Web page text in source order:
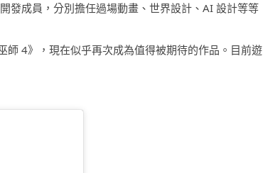
發成員，分別擔任過場動畫、世界設計、AI 設計等等
4》，現在似乎再次成為值得被期待的作品。目前遊